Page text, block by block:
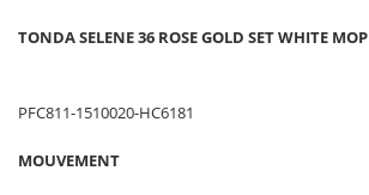
TONDA SELENE 36 ROSE GOLD SET WHITE MOP
PFC811-1510020-HC6181
MOUVEMENT